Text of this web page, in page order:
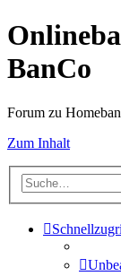
BanCo
Forum zu
Zum Inhalt